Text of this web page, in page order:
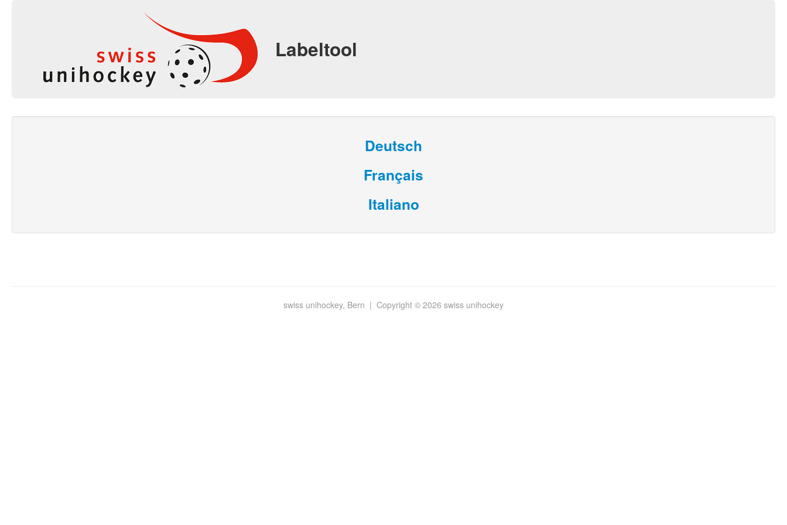
Labeltool
Deutsch
Français
Italiano
swiss unihockey, Bern | Copyright © 2026 swiss unihockey